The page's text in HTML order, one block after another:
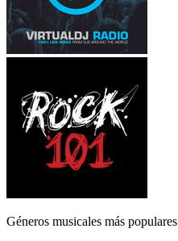
Géneros musicales más populares